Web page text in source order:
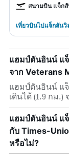
สนามบิน แจ็ก
เที่ยวบินไปแจ็กสัน
แฮมป์ตันอินน์ แ
จาก Veterans
แฮมป์ตันอินน์ แ
เดินได้ (1.9 กม.)
แฮมป์ตันอินน์ แ
กับ Times-
หรือไม่?